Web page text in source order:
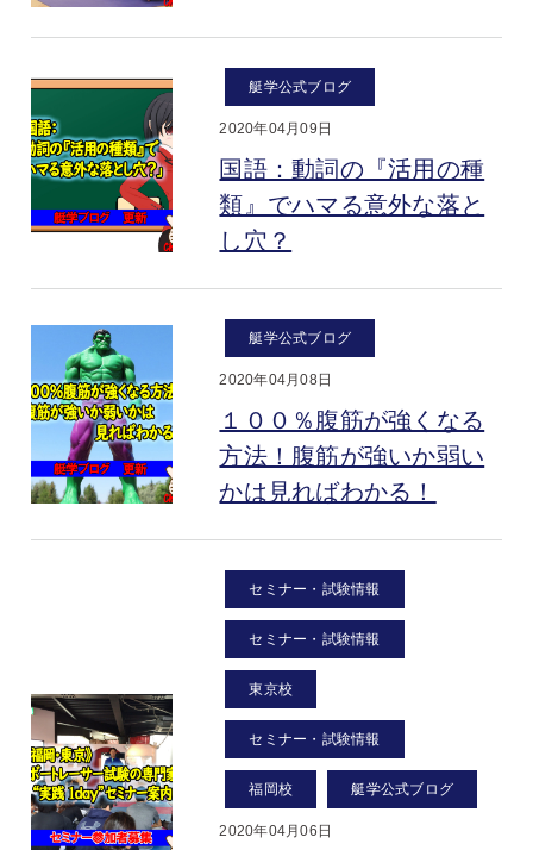
艇学公式ブログ
2020年04月09日
国語：動詞の『活用の種
類』でハマる意外な落と
し穴？
艇学公式ブログ
2020年04月08日
１００％腹筋が強くなる
方法！腹筋が強いか弱い
かは見ればわかる！
セミナー・試験情報
セミナー・試験情報
東京校
セミナー・試験情報
福岡校 艇学公式ブログ
2020年04月06日